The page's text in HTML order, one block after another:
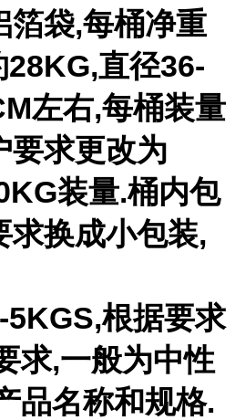
箔袋,每桶净重
直径36-
左右,每桶装量
要求更改为
装量.桶内包
求换成小包装,
5KGS,根据要求
求,一般为中性
品名称和规格.